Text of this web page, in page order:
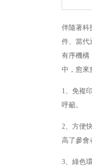
伴隨著科
件、當代
有序機構
中，愈來
1、免複
呼籲。
2、方便
高了參會
3、綠色